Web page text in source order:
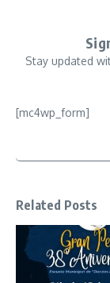
Stay updated
[mc4wp_form]
Related Posts